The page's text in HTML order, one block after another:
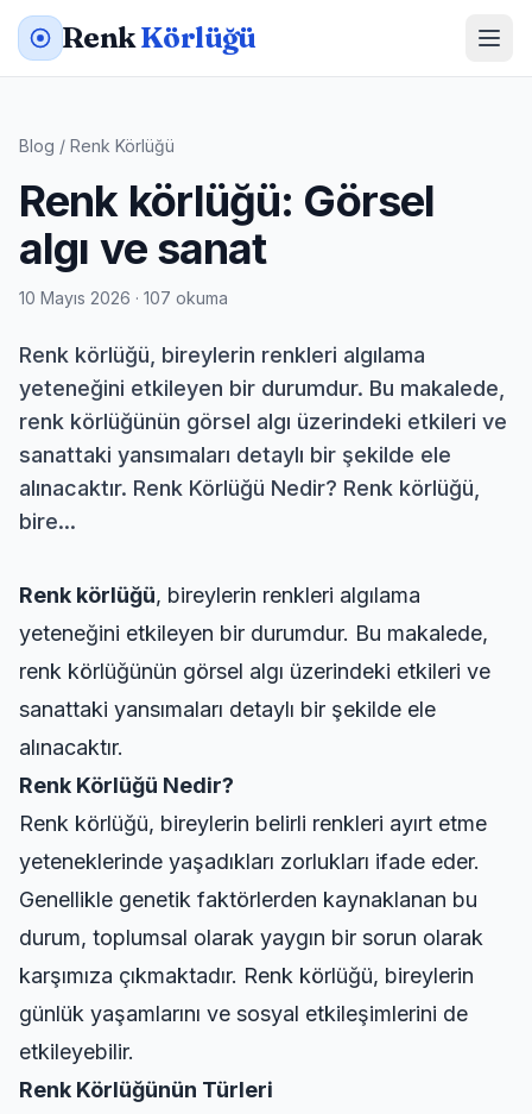
RenkKörlüğü
Blog / Renk Körlüğü
Renk körlüğü: Görsel
algı ve sanat
10 Mayıs 2026 · 107 okuma
Renk körlüğü, bireylerin renkleri algılama
yeteneğini etkileyen bir durumdur. Bu makalede,
renk körlüğünün görsel algı üzerindeki etkileri ve
sanattaki yansımaları detaylı bir şekilde ele
alınacaktır. Renk Körlüğü Nedir? Renk körlüğü,
bire...
Renk körlüğü, bireylerin renkleri algılama
yeteneğini etkileyen bir durumdur. Bu makalede,
renk körlüğünün görsel algı üzerindeki etkileri ve
sanattaki yansımaları detaylı bir şekilde ele
alınacaktır.
Renk Körlüğü Nedir?
Renk körlüğü, bireylerin belirli renkleri ayırt etme
yeteneklerinde yaşadıkları zorlukları ifade eder.
Genellikle genetik faktörlerden kaynaklanan bu
durum, toplumsal olarak yaygın bir sorun olarak
karşımıza çıkmaktadır. Renk körlüğü, bireylerin
günlük yaşamlarını ve sosyal etkileşimlerini de
etkileyebilir.
Renk Körlüğünün Türleri